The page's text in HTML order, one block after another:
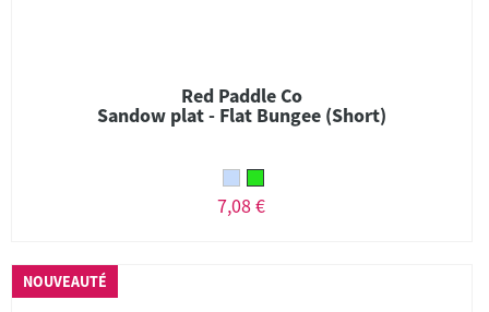
Red Paddle Co
Sandow plat - Flat Bungee (Short)
7,08 €
NOUVEAUTÉ